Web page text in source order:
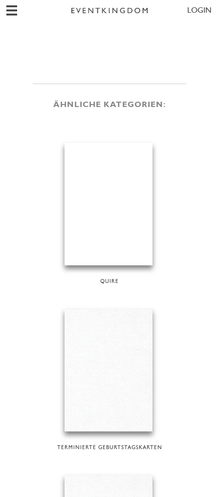
LOGIN
ÄHNLICHE KATEGORIEN:
QUIRE
TERMINIERTE GEBURTSTAGSKARTEN